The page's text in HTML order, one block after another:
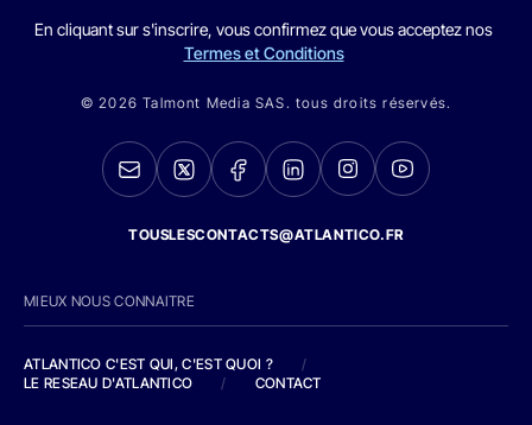
En cliquant sur s'inscrire, vous confirmez que vous acceptez nos
Termes et Conditions
© 2026 Talmont Media SAS. tous droits réservés.
TOUSLESCONTACTS@ATLANTICO.FR
MIEUX NOUS CONNAITRE
ATLANTICO C'EST QUI, C'EST QUOI ?
/
LE RESEAU D'ATLANTICO
/ CONTACT